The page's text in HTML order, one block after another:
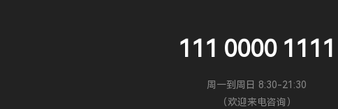
111 0000 1111
周一到周日 8:30-21:30
（欢迎来电咨询）